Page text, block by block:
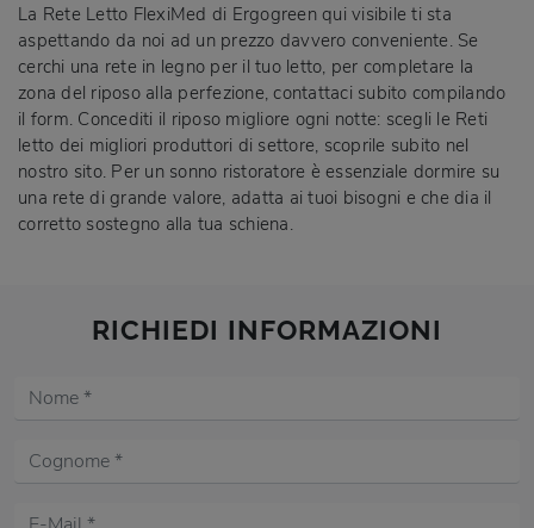
La Rete Letto FlexiMed di Ergogreen qui visibile ti sta
aspettando da noi ad un prezzo davvero conveniente. Se
cerchi una rete in legno per il tuo letto, per completare la
zona del riposo alla perfezione, contattaci subito compilando
il form. Concediti il riposo migliore ogni notte: scegli le Reti
letto dei migliori produttori di settore, scoprile subito nel
nostro sito. Per un sonno ristoratore è essenziale dormire su
una rete di grande valore, adatta ai tuoi bisogni e che dia il
corretto sostegno alla tua schiena.
RICHIEDI INFORMAZIONI